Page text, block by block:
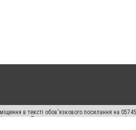
в тексті обов'язкового посилання на
джерела. Порушення виняткових прав